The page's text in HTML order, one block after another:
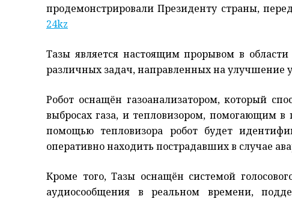
продемонстрировали Президенту страны,
24kz
Тазы является настоящим прорывом в
различных задач, направленных на улучшение
Робот оснащён газоанализатором, который
выбросах газа, и тепловизором, помогающим
помощью тепловизора робот будет
оперативно находить пострадавших в случае
Кроме того, Тазы оснащён системой
аудиосообщения в реальном времени,